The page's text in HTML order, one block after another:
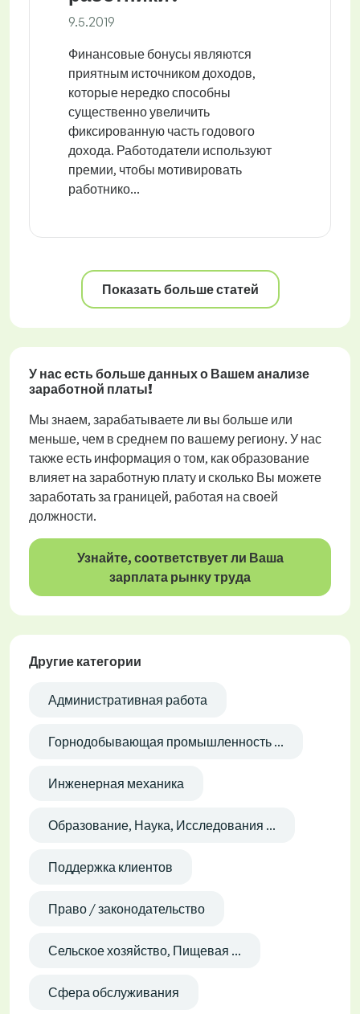
9.5.2019
Финансовые бонусы являются
приятным источником доходов,
которые нередко способны
существенно увеличить
фиксированную часть годового
дохода. Работодатели используют
премии, чтобы мотивировать
работнико...
Показать больше статей
У нас есть больше данных о Вашем анализе
заработной платы!
Мы знаем, зарабатываете ли вы больше или
меньше, чем в среднем по вашему региону. У нас
также есть информация о том, как образование
влияет на заработную плату и сколько Вы можете
заработать за границей, работая на своей
должности.
Узнайте, соответствует ли Ваша
зарплата рынку труда
Другие категории
Административная работа
Горнодобывающая промышленность ...
Инженерная механика
Образование, Наука, Исследования ...
Поддержка клиентов
Право / законодательство
Сельское хозяйство, Пищевая ...
Сфера обслуживания